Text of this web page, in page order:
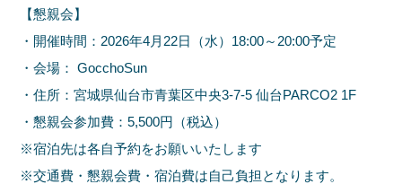
【懇親会】
・開催時間：2026年4月22日（水）18:00～20:00予定
・会場： GocchoSun
・住所：宮城県仙台市青葉区中央3-7-5 仙台PARCO2 1F
・懇親会参加費：5,500円（税込）
※宿泊先は各自予約をお願いいたします
※交通費・懇親会費・宿泊費は自己負担となります。